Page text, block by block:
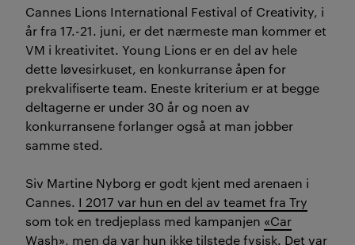
Cannes Lions International Festival of Creativity, i
år fra 17.-21. juni, er det nærmeste man kommer et
VM i kreativitet. Young Lions er en del av hele
dette løvesirkuset, en konkurranse åpen for
prekvalifiserte team. Eneste kriterium er at begge
deltagerne er under 30 år og noen av
konkurransene forlanger også at man jobber
samme sted.
Siv Martine Nyborg er godt kjent med arenaen i
Cannes. I 2017 var hun en del av teamet fra Try
som tok en tredjeplass med kampanjen «Car
Wash», men da var hun ikke tilstede fysisk. Det var